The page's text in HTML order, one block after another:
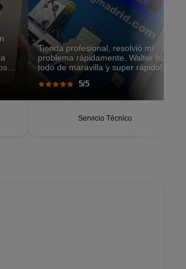
Tienda profesional, resolvió mi
problema rápidamente. Walter hizo
todo de maravilla y super rápido!
5/5
Servicio Técnico